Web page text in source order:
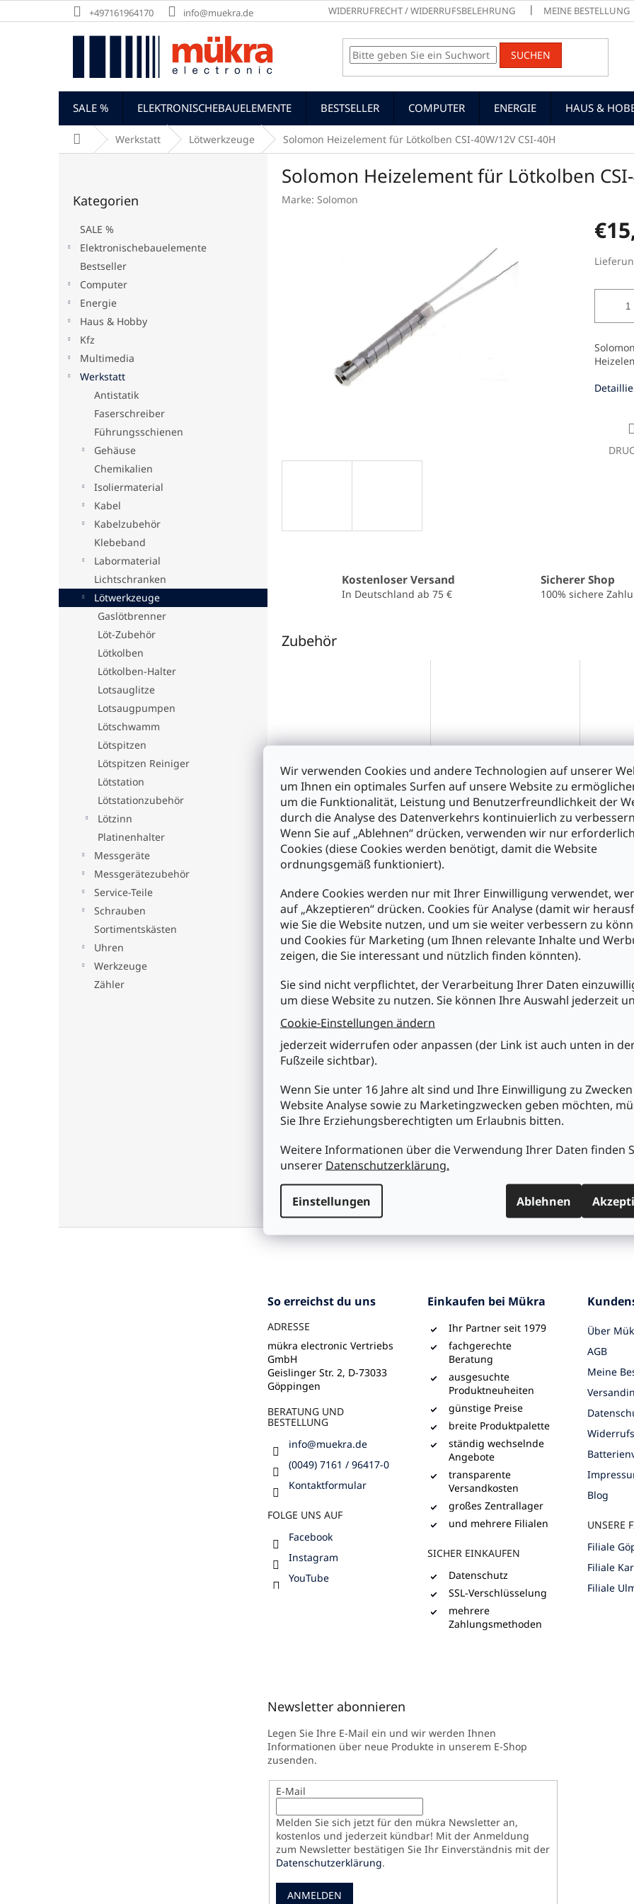
Wir verwenden Cookies und andere Technologien auf unserer
um Ihnen ein optimales Surfen auf unsere Website zu
um die Funktionalität, Leistung und Benutzerfreundlichkeit der
durch die Analyse des Datenverkehrs kontinuierlich zu
Wenn Sie auf „Ablehnen“ drücken, verwenden wir nur
Cookies (diese Cookies werden benötigt, damit die Website
ordnungsgemäß funktioniert).
Andere Cookies werden nur mit Ihrer Einwilligung verwendet,
auf „Akzeptieren“ drücken. Cookies für Analyse (damit wir
wie Sie die Website nutzen, und um sie weiter verbessern zu
und Cookies für Marketing (um Ihnen relevante Inhalte und
zeigen, die Sie interessant und nützlich finden könnten).
Sie sind nicht verpflichtet, der Verarbeitung Ihrer Daten
um diese Website zu nutzen. Sie können Ihre Auswahl jederzeit
Cookie-Einstellungen ändern
jederzeit widerrufen oder anpassen (der Link ist auch unten in
Fußzeile sichtbar).
Wenn Sie unter 16 Jahre alt sind und Ihre Einwilligung zu
Website Analyse sowie zu Marketingzwecken geben möchten,
Sie Ihre Erziehungsberechtigten um Erlaubnis bitten.
Weitere Informationen über die Verwendung Ihrer Daten finden
unserer Datenschutzerklärung.
Einstellungen Ablehnen
Inhalt
+497161964170 info@muekra.de WIDERRUFRECHT / WIDERRUFSBELEHRUNG MEINE BESTELLUNG
SUCHEN
SALE % ELEKTRONISCHEBAUELEMENTE BESTSELLER COMPUTER ENERGIE HAUS &
StartseiteWerkstatt Lötwerkzeuge Solomon Heizelement für Lötkolben CSI-40W/12V CSI-40H
überspringen
Kategorien
SALE %
Elektronischebauelemente
Bestseller
Computer
Energie
Haus & Hobby
Kfz
Multimedia
Werkstatt
Antistatik
Faserschreiber
Führungsschienen
Gehäuse
Chemikalien
Isoliermaterial
Kabel
Kabelzubehör
Klebeband
Labormaterial
Lichtschranken
Lötwerkzeuge
Gaslötbrenner
Löt-Zubehör
Lötkolben
Lötkolben-Halter
Lotsauglitze
Lotsaugpumpen
Lötschwamm
Lötspitzen
Lötspitzen Reiniger
Lötstation
Lötstationzubehör
Lötzinn
Platinenhalter
Messgeräte
Messgerätezubehör
Service-Teile
Schrauben
Sortimentskästen
Uhren
Werkzeuge
Zähler
Solomon Heizelement für Lötkolben
Marke: Solomon
Kostenloser Versand
In Deutschland ab 75 €
Sicherer Shop
100% sichere
Zubehör
Lötschwamm
Ersatzschwamm für
Lötkolbenhalter
65x50x3mm
€1,60
In den Warenkorb
Weller® Lötschwamm
Reinigungsschwamm
70x55x16mm
€4,90
In den Warenkorb
Lötfett
für das
€3,90
In
Produktdetailbeschreibung
Solomon CSI-40H, Ersatzteil - Heizelement für Lötkolben CSI-40W/
Eigenschaften :
• Hersteller: SORNY ROONG INDUSTRIAL (Solomon)
• Ersatzteil-Typ: Heizelement für Lötkolben CSI-40W/12V
• Farbe: silber
So erreichst du uns
ADRESSE
mükra electronic Vertriebs
GmbH
Geislinger Str. 2, D-73033
Göppingen
BERATUNG UND
BESTELLUNG
info@muekra.de
(0049) 7161 / 96417-0
Kontaktformular
FOLGE UNS AUF
Facebook
Instagram
YouTube
Einkaufen bei Mükra
Ihr Partner seit 1979
fachgerechte
Beratung
ausgesuchte
Produktneuheiten
günstige Preise
breite Produktpalette
ständig wechselnde
Angebote
transparente
Versandkosten
großes Zentrallager
und mehrere Filialen
SICHER EINKAUFEN
Datenschutz
SSL-Verschlüsselung
mehrere
Zahlungsmethoden
Über
AGB
Meine
Blog
UNSERE
Filiale
Filiale
Filiale
Newsletter abonnieren
Legen Sie Ihre E-Mail ein und wir werden Ihnen
Informationen über neue Produkte in unserem E-Shop
zusenden.
E-Mail
Melden Sie sich jetzt für den mükra Newsletter an,
kostenlos und jederzeit kündbar! Mit der Anmeldung
zum Newsletter bestätigen Sie Ihr Einverständnis mit der
Datenschutzerklärung.
ANMELDEN